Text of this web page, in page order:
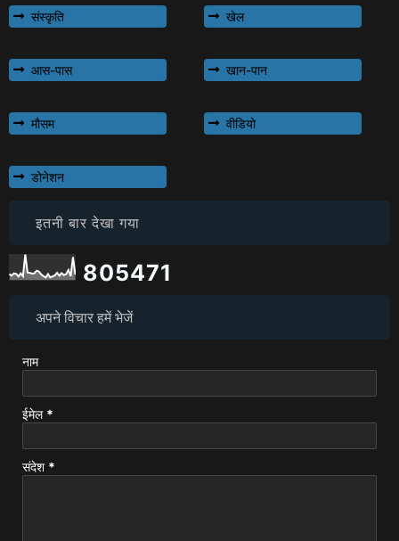
संस्कृति खेल
आस-पास खान-पान
मौसम वीडियो
डोनेशन
इतनी बार देखा गया
805471
अपने विचार हमें भेजें
नाम
ईमेल *
संदेश *